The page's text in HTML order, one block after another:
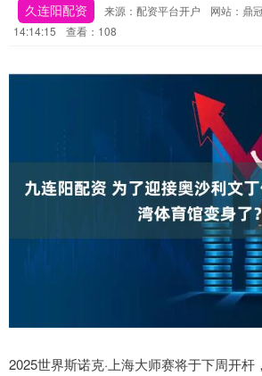
久连阳配资 来源：配资平台开户 网站：鼎
14:14:15
查看：108
2025世界斯诺克·上海大师赛将于下周开